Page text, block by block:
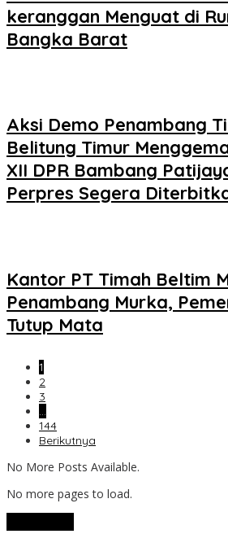
keranggan Menguat di
Bangka Barat
Aksi Demo Penambang
Belitung Timur
XII DPR Bambang
Perpres Segera
Kantor PT Timah Beltim
Penambang Murka,
Tutup Mata
1
2
3
…
144
Berikutnya
No More Posts Available.
No more pages to load.